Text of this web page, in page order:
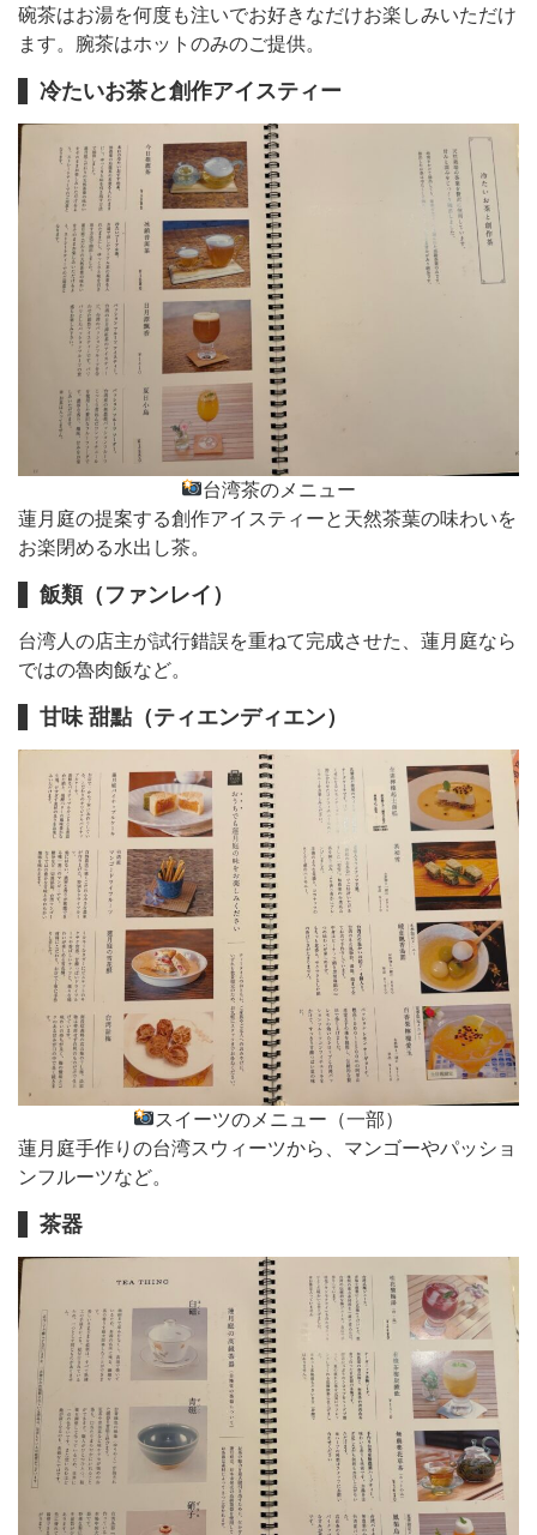
碗茶はお湯を何度も注いでお好きなだけお楽しみいただけ
ます。腕茶はホットのみのご提供。
冷たいお茶と創作アイスティー
台湾茶のメニュー
蓮月庭の提案する創作アイスティーと天然茶葉の味わいを
お楽閉める水出し茶。
飯類（ファンレイ）
台湾人の店主が試行錯誤を重ねて完成させた、蓮月庭なら
ではの魯肉飯など。
甘味 甜點（ティエンディエン）
スイーツのメニュー（一部）
蓮月庭手作りの台湾スウィーツから、マンゴーやパッショ
ンフルーツなど。
茶器